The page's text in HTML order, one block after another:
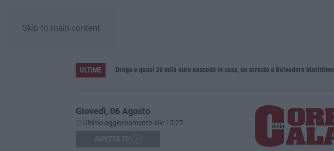
Skip to main content
ULTIME Droga e quasi 20 mila euro nascosti in casa, un arresto a Belvedere Marittimo
Giovedì, 06 Agosto
Ultimo aggiornamento alle 15:27